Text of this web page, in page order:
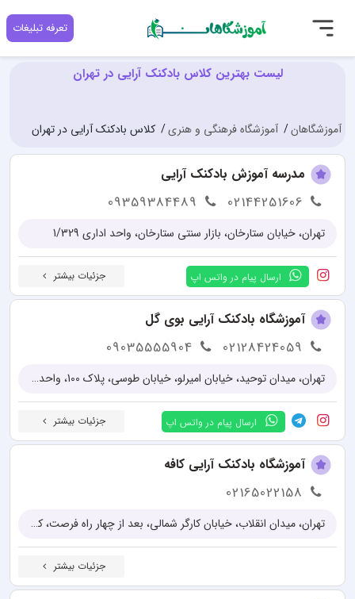
تعرفه تبلیغات
لیست بهترین کلاس بادکنک آرایی در تهران
آموزشگاهان آموزشگاه فرهنگی و هنری کلاس بادکنک آرایی در تهران
مدرسه آموزش بادکنک آرایی
02144251606
09359384489
تهران، خیابان ستارخان، بازار سنتی ستارخان، واحد اداری 1/329
ارسال پیام در واتس اپ جزئیات بیشتر
آموزشگاه بادکنک آرایی بوی گل
02128424059
09035555904
تهران، میدان توحید، خیابان امیرلو، خیابان طوسی، پلاک 100، واحد 3
ارسال پیام در واتس اپ جزئیات بیشتر
آموزشگاه بادکنک آرایی کافه
02165022158
تهران، میدان انقلاب، خیابان کارگر شمالی، بعد از چهار راه فرصت، کوچه مستعلی پلاک 2
جزئیات بیشتر